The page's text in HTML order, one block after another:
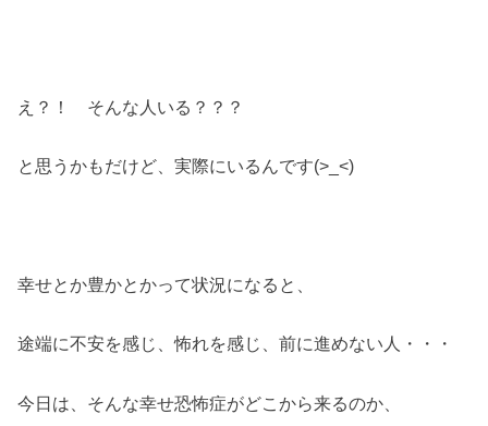
え？！ そんな人いる？？？
と思うかもだけど、実際にいるんです(>_<)
幸せとか豊かとかって状況になると、
途端に不安を感じ、怖れを感じ、前に進めない人・・・
今日は、そんな幸せ恐怖症がどこから来るのか、